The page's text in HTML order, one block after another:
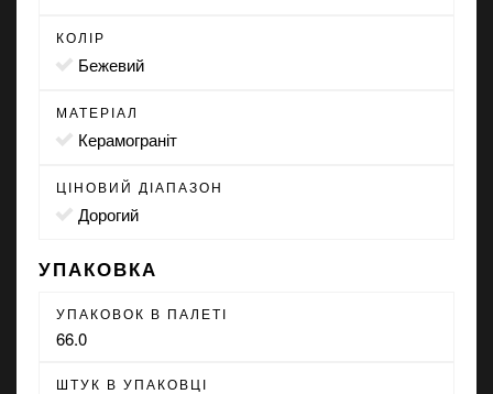
КОЛІР
бежевий
МАТЕРІАЛ
Керамограніт
ЦІНОВИЙ ДІАПАЗОН
Дорогий
УПАКОВКА
УПАКОВОК В ПАЛЕТІ
66.0
ШТУК В УПАКОВЦІ